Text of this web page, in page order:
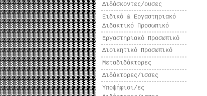
Διδάσκοντες/ουσες
Ειδικό & Εργαστηριακό
Διδακτικό Προσωπικό
Εργαστηριακό Προσωπικό
Διοικητικό Προσωπικό
Μεταδιδάκτορες
Διδάκτορες/ισσες
Υποψήφιοι/ες